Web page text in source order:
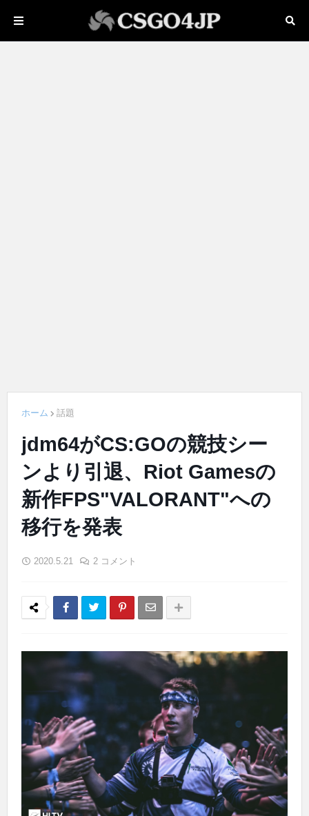
ホーム 話題
jdm64がCS:GOの競技シー
ンより引退、Riot Gamesの
新作FPS"VALORANT"への
移行を発表
2020.5.21 2 コメント